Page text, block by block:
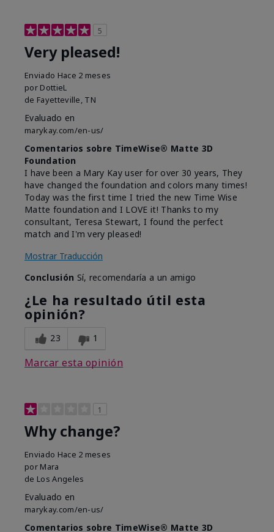
5
Very pleased!
Enviado Hace 2 meses
por DottieL
de Fayetteville, TN
Evaluado en
marykay.com/en-us/
Comentarios sobre TimeWise® Matte 3D
Foundation
I have been a Mary Kay user for over 30 years, They
have changed the foundation and colors many times!
Today was the first time I tried the new Time Wise
Matte foundation and I LOVE it! Thanks to my
consultant, Teresa Stewart, I found the perfect
match and I'm very pleased!
Mostrar Traducción
Conclusión Sí, recomendaría a un amigo
¿Le ha resultado útil esta
opinión?
23 1
Marcar esta opinión
1
Why change?
Enviado Hace 2 meses
por Mara
de Los Angeles
Evaluado en
marykay.com/en-us/
Comentarios sobre TimeWise® Matte 3D